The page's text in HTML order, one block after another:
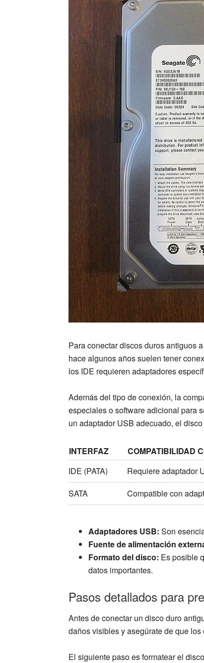
Para conectar discos duros antiguos
hace algunos años suelen tener
los IDE requieren adaptadores
Además del tipo de conexión, la
especiales o software adicional para
un adaptador USB adecuado, el
INTERFAZ COMPATIBILIDAD
IDE (PATA)
Requiere adaptador
SATA
Compatible con
Adaptadores USB: Son
Fuente de alimentación
Formato del disco: Es posible
datos importantes.
Pasos detallados para
Antes de conectar un disco duro
daños visibles y asegúrate de que
El siguiente paso es formatear el